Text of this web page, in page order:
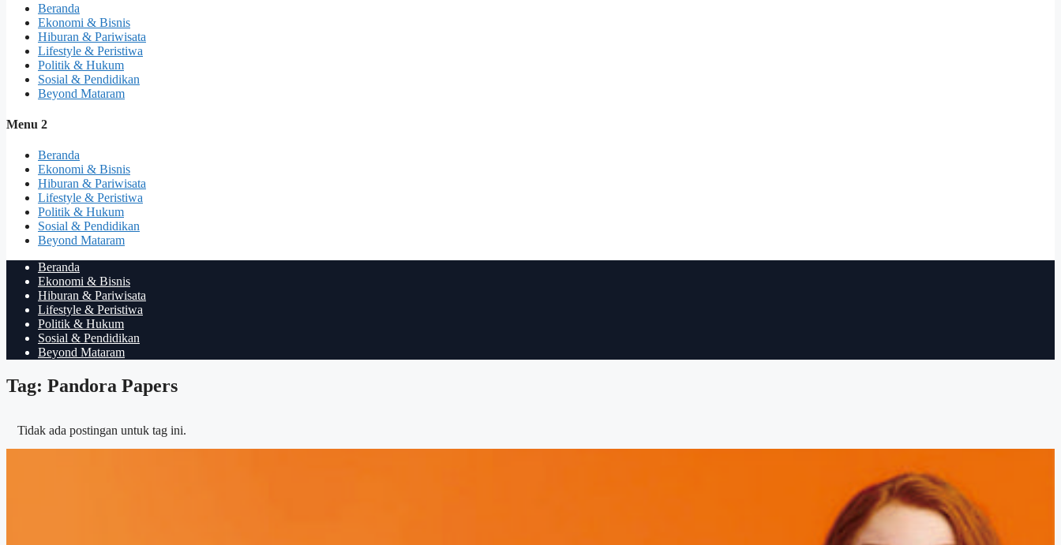
Beranda
Ekonomi & Bisnis
Hiburan & Pariwisata
Lifestyle & Peristiwa
Politik & Hukum
Sosial & Pendidikan
Beyond Mataram
Menu 2
Beranda
Ekonomi & Bisnis
Hiburan & Pariwisata
Lifestyle & Peristiwa
Politik & Hukum
Sosial & Pendidikan
Beyond Mataram
Beranda
Ekonomi & Bisnis
Hiburan & Pariwisata
Lifestyle & Peristiwa
Politik & Hukum
Sosial & Pendidikan
Beyond Mataram
Tag: Pandora Papers
Tidak ada postingan untuk tag ini.